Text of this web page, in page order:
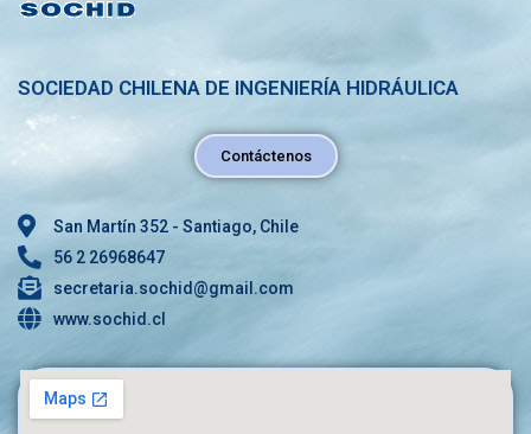
SOCIEDAD CHILENA DE INGENIERÍA HIDRÁULICA
Contáctenos
San Martín 352 - Santiago, Chile
56 2 26968647
secretaria.sochid@gmail.com
www.sochid.cl